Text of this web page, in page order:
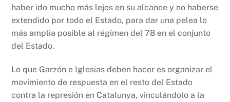
haber ido mucho más lejos en su alcance y no haberse
extendido por todo el Estado, para dar una pelea lo
más amplia posible al régimen del 78 en el conjunto
del Estado.
Lo que Garzón e Iglesias deben hacer es organizar el
movimiento de respuesta en el resto del Estado
contra la represión en Catalunya, vinculándolo a la